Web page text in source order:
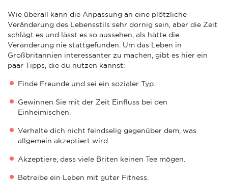
Wie überall kann die Anpassung an eine plötzliche
Veränderung des Lebensstils sehr dornig sein, aber die Zeit
schlägt es und lässt es so aussehen, als hätte die
Veränderung nie stattgefunden. Um das Leben in
Großbritannien interessanter zu machen, gibt es hier ein
paar Tipps, die du nutzen kannst:
Finde Freunde und sei ein sozialer Typ.
Gewinnen Sie mit der Zeit Einfluss bei den
Einheimischen.
Verhalte dich nicht feindselig gegenüber dem, was
allgemein akzeptiert wird.
Akzeptiere, dass viele Briten keinen Tee mögen.
Betreibe ein Leben mit guter Fitness.